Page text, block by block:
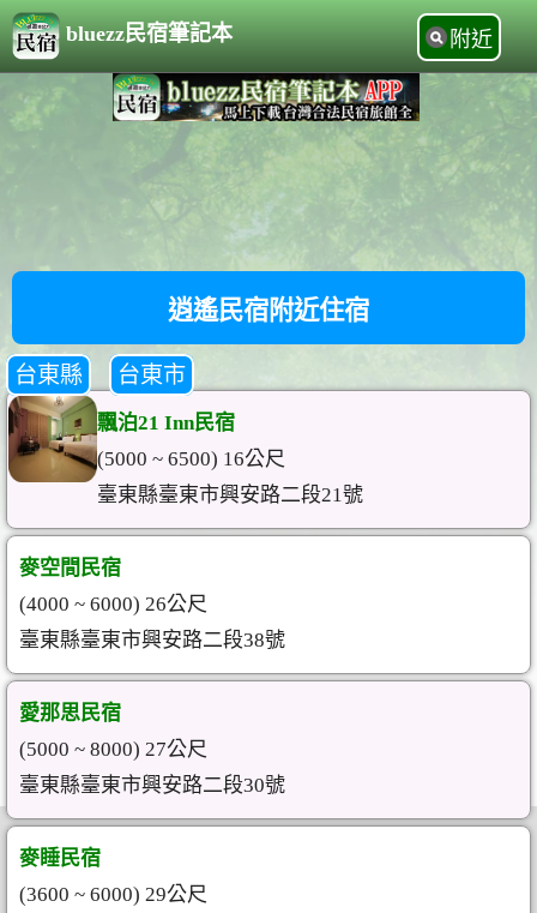
bluezz民宿筆記本 附近
逍遙民宿附近住宿
台東縣 台東市
飄泊21 Inn民宿
(5000 ~ 6500) 16公尺
臺東縣臺東市興安路二段21號
麥空間民宿
(4000 ~ 6000) 26公尺
臺東縣臺東市興安路二段38號
愛那思民宿
(5000 ~ 8000) 27公尺
臺東縣臺東市興安路二段30號
麥睡民宿
(3600 ~ 6000) 29公尺